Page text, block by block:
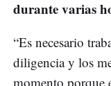
durante varias
“Es necesario
diligencia y los
momento porque